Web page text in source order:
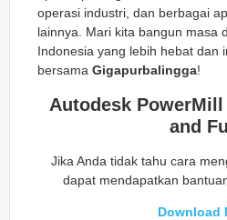
operasi industri, dan berbagai
lainnya. Mari kita bangun masa
Indonesia yang lebih hebat dan
bersama Gigapurbalingga!
Autodesk
and
Jika Anda tidak tahu cara
dapat mendapatkan
Download